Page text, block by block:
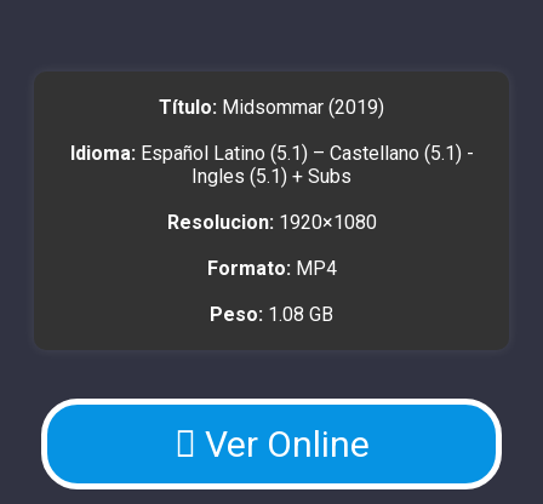
Título: Midsommar (2019)
Idioma: Español Latino (5.1) – Castellano (5.1) -
Ingles (5.1) + Subs
Resolucion: 1920×1080
Formato: MP4
Peso: 1.08 GB
Ver Online